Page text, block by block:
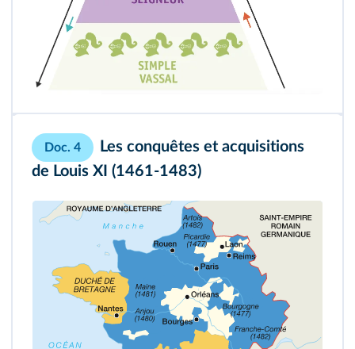
Doc. 4
Les conquêtes et acquisitions
de Louis XI (1461-1483)